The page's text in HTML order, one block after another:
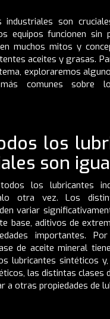
industriales son
equipos funcionen sin
muchos mitos y
aceites y grasas.
exploraremos
comunes sobre
los
son
los lubricantes
otra vez. Los
variar
base, aditivos de
importantes.
de aceite mineral
lubricantes sintéticos
las distintas clases
a otras propiedades de